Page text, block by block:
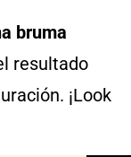
bruma
resultado
¡Look